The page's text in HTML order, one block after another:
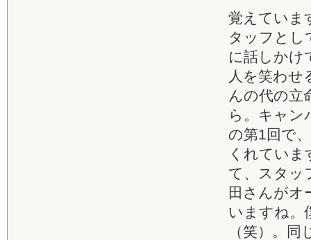
覚えていま
タッフとし
に話しかけ
人を笑わせ
んの代の立
ら。キャン
の第1回で
くれていま
て、スタッ
田さんがオ
いますね。
（笑）。